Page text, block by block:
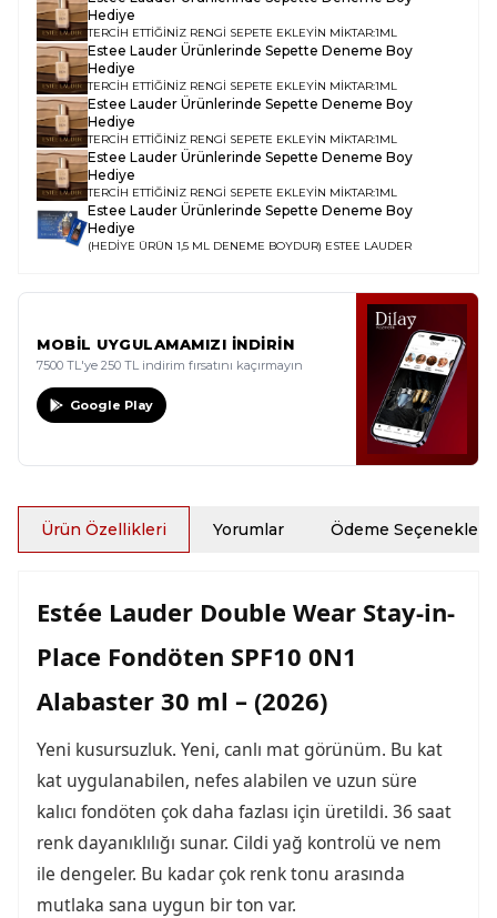
Hediye
TERCİH ETTİĞİNİZ RENGİ SEPETE EKLEYİN MİKTAR:1ML
Estee Lauder Ürünlerinde Sepette Deneme Boy
Hediye
TERCİH ETTİĞİNİZ RENGİ SEPETE EKLEYİN MİKTAR:1ML
Estee Lauder Ürünlerinde Sepette Deneme Boy
Hediye
TERCİH ETTİĞİNİZ RENGİ SEPETE EKLEYİN MİKTAR:1ML
Estee Lauder Ürünlerinde Sepette Deneme Boy
Hediye
TERCİH ETTİĞİNİZ RENGİ SEPETE EKLEYİN MİKTAR:1ML
Estee Lauder Ürünlerinde Sepette Deneme Boy
Hediye
(HEDİYE ÜRÜN 1,5 ML DENEME BOYDUR) ESTEE LAUDER
MOBİL UYGULAMAMIZI İNDİRİN
7500 TL'ye 250 TL indirim fırsatını kaçırmayın
Google Play
Ürün Özellikleri Yorumlar Ödeme Seçenekleri
Estée Lauder Double Wear Stay-in-
Place Fondöten SPF10 0N1
Alabaster 30 ml – (2026)
Yeni kusursuzluk. Yeni, canlı mat görünüm. Bu kat
kat uygulanabilen, nefes alabilen ve uzun süre
kalıcı fondöten çok daha fazlası için üretildi. 36 saat
renk dayanıklılığı sunar. Cildi yağ kontrolü ve nem
ile dengeler. Bu kadar çok renk tonu arasında
mutlaka sana uygun bir ton var.